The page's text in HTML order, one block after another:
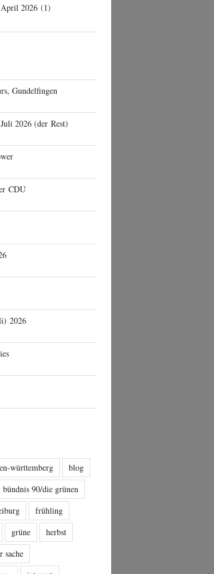
2026 (1)
Gundelfingen
2026 (der Rest)
CDU
2026
württemberg
blog
bündnis 90/die grünen
frühling
grüne
herbst
sache